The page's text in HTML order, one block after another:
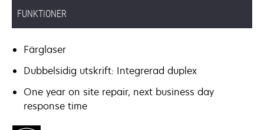
FUNKTIONER
Färglaser
Dubbelsidig utskrift: Integrerad duplex
One year on site repair, next business day
response time